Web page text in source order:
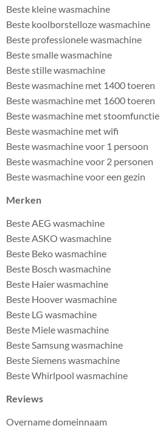
Beste kleine wasmachine
Beste koolborstelloze wasmachine
Beste professionele wasmachine
Beste smalle wasmachine
Beste stille wasmachine
Beste wasmachine met 1400 toeren
Beste wasmachine met 1600 toeren
Beste wasmachine met stoomfunctie
Beste wasmachine met wifi
Beste wasmachine voor 1 persoon
Beste wasmachine voor 2 personen
Beste wasmachine voor een gezin
Merken
Beste AEG wasmachine
Beste ASKO wasmachine
Beste Beko wasmachine
Beste Bosch wasmachine
Beste Haier wasmachine
Beste Hoover wasmachine
Beste LG wasmachine
Beste Miele wasmachine
Beste Samsung wasmachine
Beste Siemens wasmachine
Beste Whirlpool wasmachine
Reviews
Overname domeinnaam